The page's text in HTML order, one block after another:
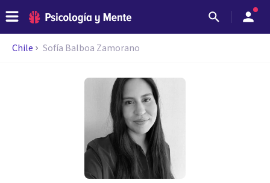
Chile Sofía Balboa Zamorano